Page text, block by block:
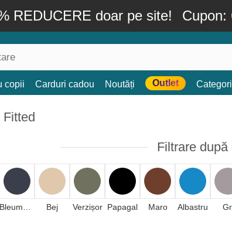
REDUCERE doar pe site! Cupon:
copii Carduri cadou Noutăți Outlet
Fitted
Filtrare după
Bej Verzișor Papagal Maro Albastru